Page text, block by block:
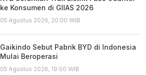
ke Konsumen di GIIAS 2026
05 Agustus 2026, 20:00 WIB
Gaikindo Sebut Pabrik BYD di Indonesia
Mulai Beroperasi
05 Agustus 2026, 19:00 WIB